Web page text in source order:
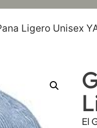
Ligero Unisex
El